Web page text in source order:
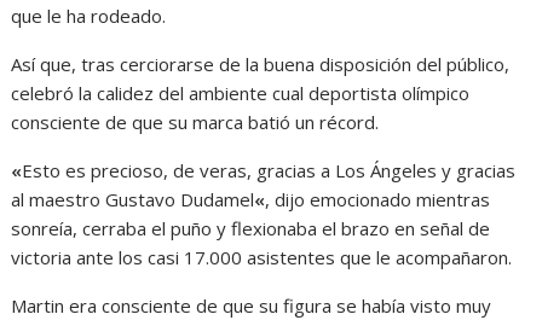
que le ha rodeado.
Así que, tras cerciorarse de la buena disposición del público,
celebró la calidez del ambiente cual deportista olímpico
consciente de que su marca batió un récord.
«Esto es precioso, de veras, gracias a Los Ángeles y gracias
al maestro Gustavo Dudamel«, dijo emocionado mientras
sonreía, cerraba el puño y flexionaba el brazo en señal de
victoria ante los casi 17.000 asistentes que le acompañaron.
Martin era consciente de que su figura se había visto muy